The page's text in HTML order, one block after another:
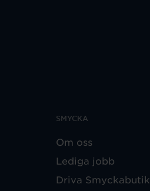
SMYCKA
Om oss
Lediga jobb
Driva Smyckabutik